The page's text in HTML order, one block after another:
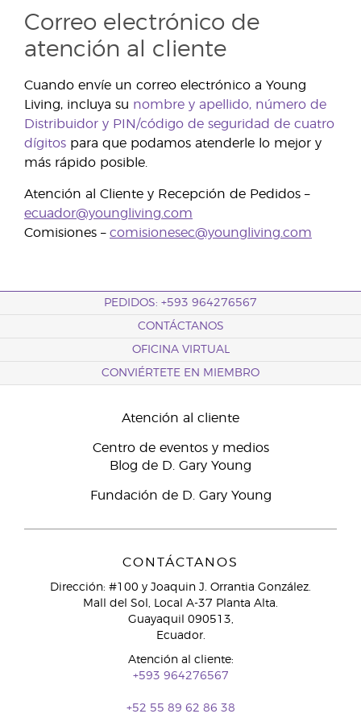
Correo electrónico de
atención al cliente
Cuando envíe un correo electrónico a Young
Living, incluya su nombre y apellido, número de
Distribuidor y PIN/código de seguridad de cuatro
dígitos para que podamos atenderle lo mejor y
más rápido posible.
Atención al Cliente y Recepción de Pedidos –
ecuador@youngliving.com
Comisiones – comisionesec@youngliving.com
PEDIDOS: +593 964276567
CONTÁCTANOS
OFICINA VIRTUAL
CONVIÉRTETE EN MIEMBRO
Atención al cliente
Centro de eventos y medios
Blog de D. Gary Young
Fundación de D. Gary Young
CONTÁCTANOS
Dirección: #100 y Joaquin J. Orrantia González.
Mall del Sol, Local A-37 Planta Alta.
Guayaquil 090513,
Ecuador.
Atención al cliente:
+593 964276567
+52 55 89 62 86 38